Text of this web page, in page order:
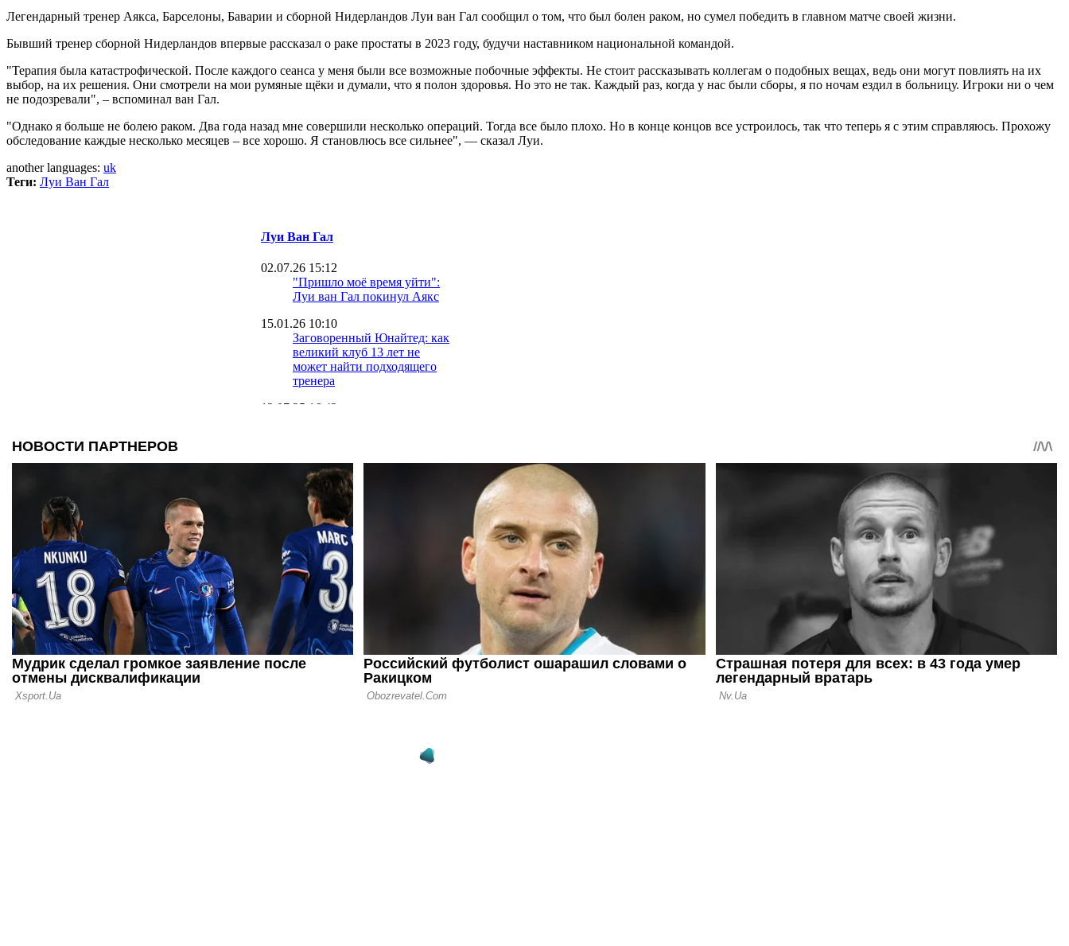
Легендарный тренер Аякса, Барселоны, Баварии и сборной Нидерландов Луи ван Гал сообщил о том, что был болен раком, но сумел победить в главном матче своей жизни.
Бывший тренер сборной Нидерландов впервые рассказал о раке простаты в 2023 году, будучи наставником национальной командой.
"Терапия была катастрофической. После каждого сеанса у меня были все возможные побочные эффекты. Не стоит рассказывать коллегам о подобных вещах, ведь они могут повлиять на их
выбор, на их решения. Они смотрели на мои румяные щёки и думали, что я полон здоровья. Но это не так. Каждый раз, когда у нас были сборы, я по ночам ездил в больницу. Игроки ни о чем
не подозревали", – вспоминал ван Гал.
"Однако я больше не болею раком. Два года назад мне совершили несколько операций. Тогда все было плохо. Но в конце концов все устроилось, так что теперь я с этим справляюсь. Прохожу
обследование каждые несколько месяцев – все хорошо. Я становлюсь все сильнее", — сказал Луи.
another languages: uk
Теги: Луи Ван Гал
Луи Ван Гал
02.07.26 15:12
"Пришло моё время уйти":
Луи ван Гал покинул Аякс
15.01.26 10:10
Заговоренный Юнайтед: как
великий клуб 13 лет не
может найти подходящего
тренера
12.07.25 16:42
Ван Галь: Манчестер
Юнайтед - коммерческий
клуб, а не футбольный
01.04.25 17:00
Хаби Алонсо может побить
рекорд Луи ван Гала